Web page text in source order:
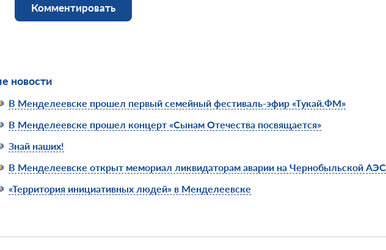
Комментировать
новости
В Менделеевске прошел первый семейный фестиваль-эфир «Тукай.ФМ»
В Менделеевске прошел концерт «Сынам Отечества посвящается»
Знай наших!
В Менделеевске открыт мемориал ликвидаторам аварии на Чернобыльской АЭС
«Территория инициативных людей» в Менделеевске